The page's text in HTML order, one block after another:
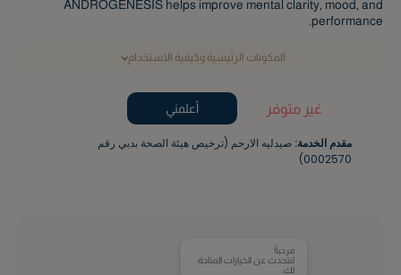
ANDROGENESIS helps improve mental clarity, mood, and
performance.
المكونات الرئيسية وكيفية الاستخدام
غير متوفر أعلمني
مقدم الخدمة: صيدليه الارحم (ترخيص هيئة الصحة بدبي رقم
0002570)
مرحباً!
لنتحدث عن الخيارات المتاحة
لك.